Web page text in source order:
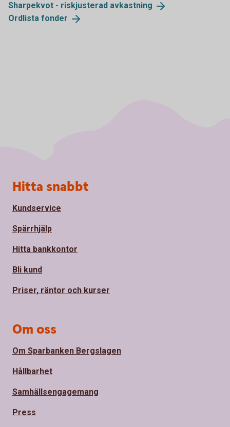
Sharpekvot - riskjusterad avkastning
Ordlista fonder
Sidfot
Hitta snabbt
Kundservice
Spärrhjälp
Hitta bankkontor
Bli kund
Priser, räntor och kurser
Om oss
Om Sparbanken Bergslagen
Hållbarhet
Samhällsengagemang
Press